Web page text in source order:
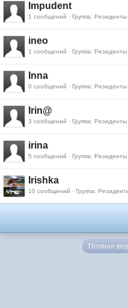
Impudent
1 сообщений · Группа: Резиденты
ineo
1 сообщений · Группа: Резиденты
Inna
0 сообщений · Группа: Резиденты
Irin@
3 сообщений · Группа: Резиденты
irina
5 сообщений · Группа: Резиденты
Irishka
10 сообщений · Группа:
Полная